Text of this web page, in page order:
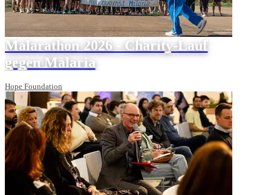
Malarathon 2026 - Charity-Lauf
gegen Malaria
Hope Foundation